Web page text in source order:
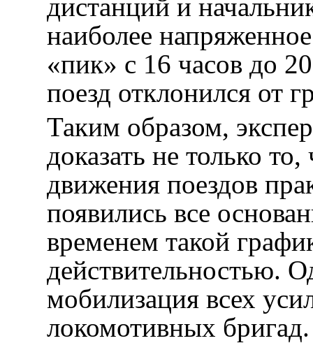
дистанций и
наиболее
«пик» с 16 часов до
поезд отклонился от
Таким образом,
доказать не только
движения поездов
появились все
временем такой
действительностью.
мобилизация всех
локомотивных бригад.